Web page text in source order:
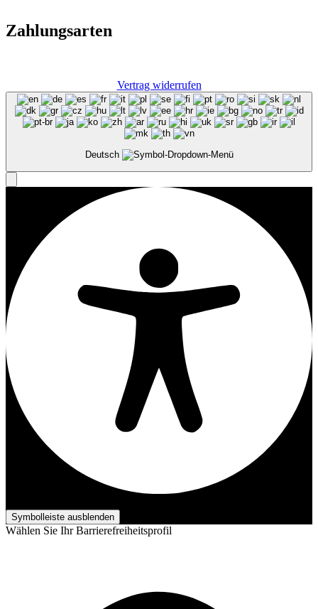
Zahlungsarten
Vertrag widerrufen
Deutsch
Symbolleiste ausblenden
Wählen Sie Ihr Barrierefreiheitsprofil